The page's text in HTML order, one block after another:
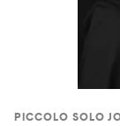
PICCOLO SOLO